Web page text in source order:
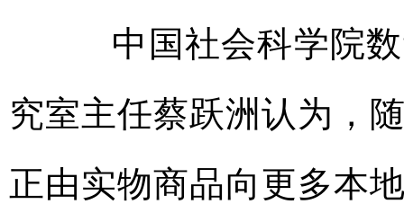
中国社会科学院数
究室主任蔡跃洲认为，
正由实物商品向更多本